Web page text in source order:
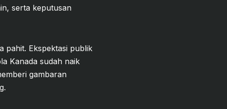
serta keputusan
pahit. Ekspektasi publik
Kanada sudah naik
gambaran